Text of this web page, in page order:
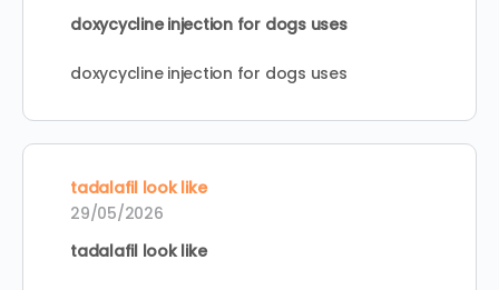
doxycycline injection for dogs uses
doxycycline injection for dogs uses
tadalafil look like
29/05/2026
tadalafil look like